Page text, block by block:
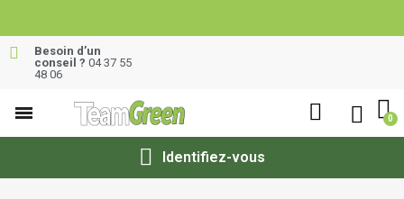
Besoin d’un
conseil ? 04 37 55
48 06
Identifiez-vous